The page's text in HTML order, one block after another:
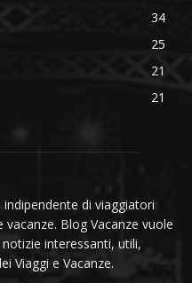
34
25
21
21
indipendente di viaggiatori
Blog Vacanze vuole
interessanti, utili,
Viaggi e Vacanze.